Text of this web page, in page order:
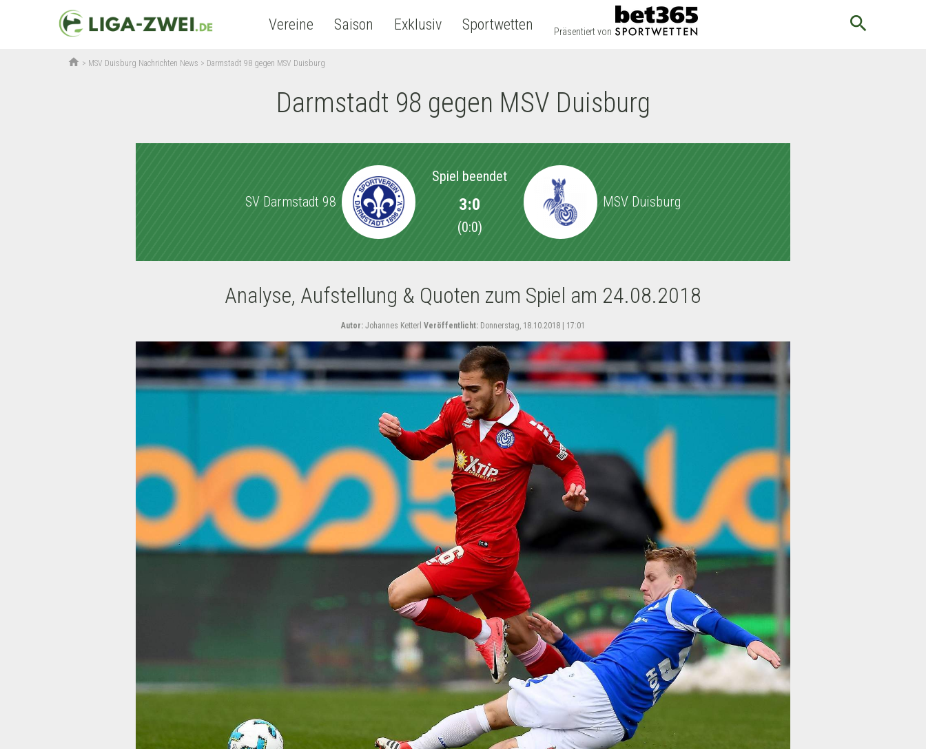
Vereine Saison Exklusiv Sportwetten Präsentiert von search
home > MSV Duisburg Nachrichten News > Darmstadt 98 gegen MSV Duisburg
Darmstadt 98 gegen MSV Duisburg
SV Darmstadt 98
Spiel beendet
3:0
(0:0)
MSV Duisburg
Analyse, Aufstellung & Quoten zum Spiel am 24.08.2018
Autor: Johannes Ketterl Veröffentlicht: Donnerstag, 18.10.2018 | 17:01